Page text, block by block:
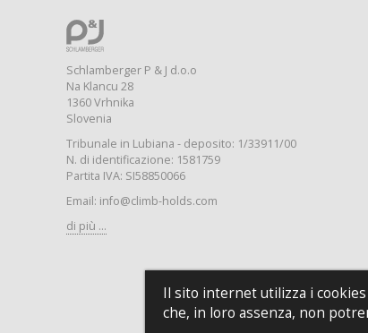
Il sito internet utilizza i
che, in loro assenza, non
Schlamberger P & J d.o.o
Na Klancu 28
1360 Vrhnika
Slovenia
Tribunale in Lubiana - deposito: 1/33911/00
N. di identificazione: 1581759
Partita IVA: SI58850066
Email: info@climb-holds.com
di più ...